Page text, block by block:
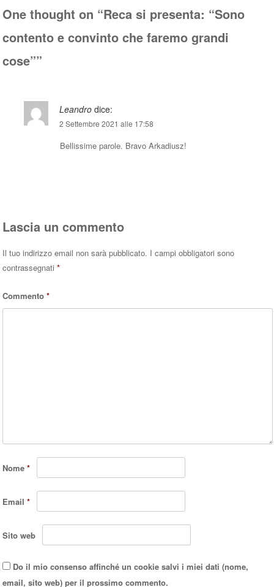
One thought on “Reca si presenta: “Sono
contento e convinto che faremo grandi
cose””
Leandro dice:
2 Settembre 2021 alle 17:58
Bellissime parole. Bravo Arkadiusz!
Lascia un commento
Il tuo indirizzo email non sarà pubblicato. I campi obbligatori sono
contrassegnati*
Commento*
Nome*
Email*
Sito web
Do il mio consenso affinché un cookie salvi i miei dati (nome,
email, sito web) per il prossimo commento.